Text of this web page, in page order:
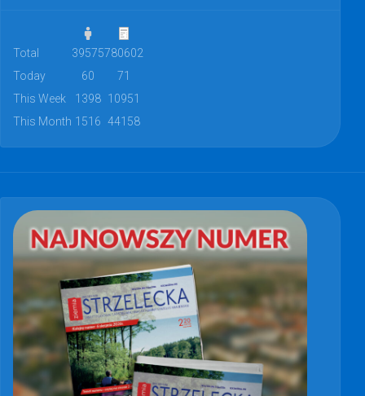
Total 39575780602
Today
60
71
This Week
1398 10951
This Month 1516 44158